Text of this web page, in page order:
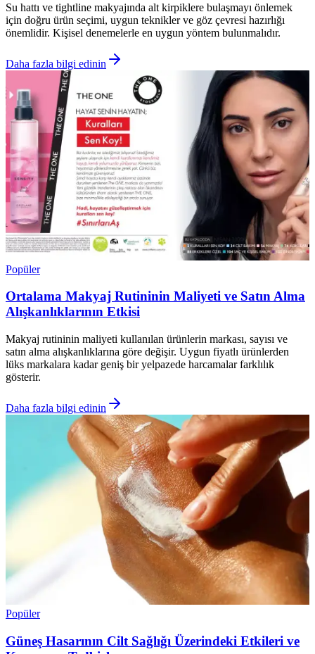
Su hattı ve tightline makyajında alt kirpiklere bulaşmayı önlemek
için doğru ürün seçimi, uygun teknikler ve göz çevresi hazırlığı
önemlidir. Kişisel denemelerle en uygun yöntem bulunmalıdır.
Daha fazla bilgi edinin
Popüler
Ortalama Makyaj Rutininin Maliyeti ve Satın Alma
Alışkanlıklarının Etkisi
Makyaj rutininin maliyeti kullanılan ürünlerin markası, sayısı ve
satın alma alışkanlıklarına göre değişir. Uygun fiyatlı ürünlerden
lüks markalara kadar geniş bir yelpazede harcamalar farklılık
gösterir.
Daha fazla bilgi edinin
Popüler
Güneş Hasarının Cilt Sağlığı Üzerindeki Etkileri ve